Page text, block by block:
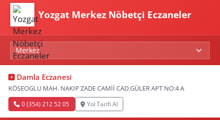
Yozgat Merkez Nöbetçi Eczaneler
Damla Eczanesi
KÖSEOGLU MAH. NAKIP ZADE CAMİİ CAD.GÜLER APT NO:4 A
0 (354) 212 52 05 Yol Tarifi Al